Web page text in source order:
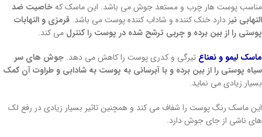
مناسب پوست هار چرب و مستعد جوش می باشد. این ماسک کهخاصیت ضد
التهابی نیز دارد خنک کننده و شاداب کننده پوست می باشد. قرمزی و التهابات
پوستی را از بین برده و چربی ترشح شده در پوست را کنترل می کند.
ماسک لیمو و نعناع تیرگی و کدری پوست را کاهش می دهد. جوش های سر
سیاه پوستی را از بین برده و با آبرسانی به پوست به شادابی و طراوت آن کمک
بسیار زیادی می نماید.
این ماسک رنگ پوست را شفاف می کند و همچنین تاثیر بسیار زیادی در رفع لک
های ناشی از جای جوش دارد.